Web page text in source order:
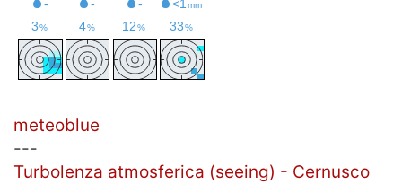
meteoblue
---
Turbolenza atmosferica (seeing) - Cernusco